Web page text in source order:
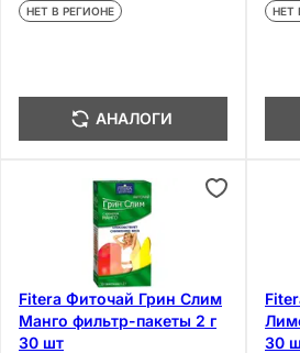
НЕТ В РЕГИОНЕ
АНАЛОГИ
НЕТ
Fitera Фиточай Грин Слим
Манго фильтр-пакеты 2 г
30 шт
30